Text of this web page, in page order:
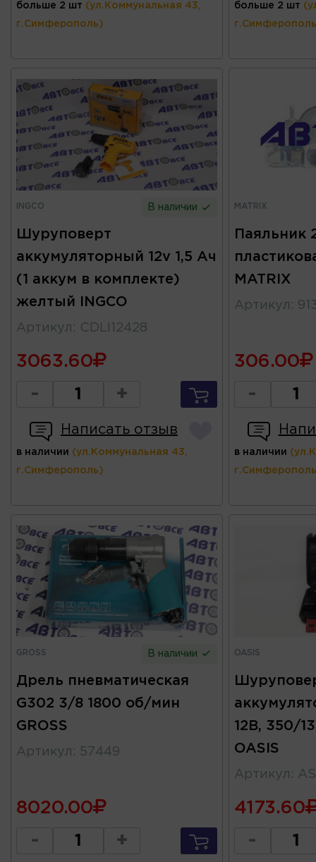
больше 2 шт (ул.Коммунальная 43,
г.Симферополь)
больше 2 шт
INGCO В наличии
Шуруповерт
аккумуляторный 12v 1,5 Ач
(1 аккум в комплекте)
желтый INGCO
Артикул : CDLI12428
3063.60
- +
Написать отзыв
в наличии (ул.Коммунальная 43,
г.Симферополь)
MATRIX
Паяльник
MATRIX
Артикул :
306.00
-
в наличии
GROSS В наличии
Дрель пневматическая
G302 3/8 1800 об/мин
GROSS
Артикул : 57449
8020.00
- +
OASIS
12В, 350/
OASIS
Артикул :
4173.60
-